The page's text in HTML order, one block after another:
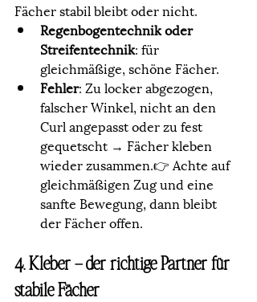
Fächer stabil bleibt oder nicht.
Regenbogentechnik oder
Streifentechnik: für
gleichmäßige, schöne Fächer.
Fehler: Zu locker abgezogen,
falscher Winkel, nicht an den
Curl angepasst oder zu fest
gequetscht → Fächer kleben
wieder zusammen.👉 Achte auf
gleichmäßigen Zug und eine
sanfte Bewegung, dann bleibt
der Fächer offen.
4. Kleber – der richtige Partner für
stabile Fächer